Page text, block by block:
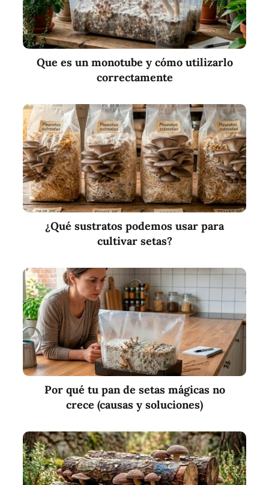
Que es un monotube y cómo utilizarlo
correctamente
¿Qué sustratos podemos usar para
cultivar setas?
Por qué tu pan de setas mágicas no
crece (causas y soluciones)